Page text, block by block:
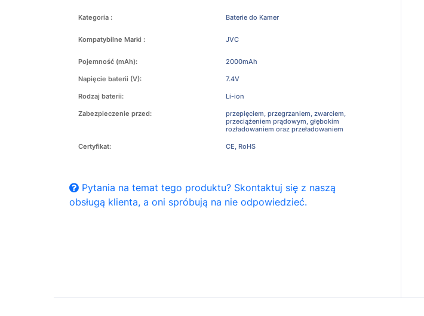
Kategoria : Baterie do Kamer
Kompatybilne Marki : JVC
Pojemność (mAh): 2000mAh
Napięcie baterii (V): 7.4V
Rodzaj baterii: Li-ion
Zabezpieczenie przed:
przepięciem, przegrzaniem, zwarciem,
przeciążeniem prądowym, głębokim
rozładowaniem oraz przeładowaniem
Certyfikat: CE, RoHS
Pytania na temat tego produktu? Skontaktuj się z naszą
obsługą klienta, a oni spróbują na nie odpowiedzieć.